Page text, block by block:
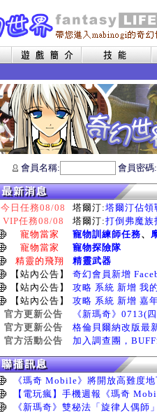
會員名稱: 會員密
今日任務08/08 塔爾汀:塔爾汀佔領
VIP任務08/08
塔爾汀:打倒弗魔族
寵物當家
寵物訓練師任務、
寵物當家
寵物探險隊
精靈的飛翔
精靈武器
【站內公告】
奇幻會員新增
【站內公告】
攻略 系統 新增 我
【站內公告】
攻略 系統 新增 嘉
官方更新公告
《新瑪奇》0713(
官方更新公告
格倫貝爾納改版最
官方活動公告
加入調查團，